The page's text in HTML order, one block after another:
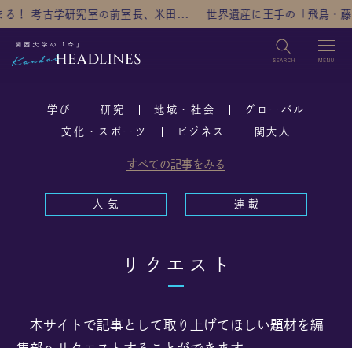
考古学研究室の前室長、米田... 世界遺産に王手の「飛鳥・藤
検索
TOP
研究 グローバル
連載
学び 研究 地域・社会 グローバル
文化・スポーツ ビジネス 関大人
すべての記事をみる
人 気 連 載
リクエスト
本サイトで記事として取り上げてほしい題材を編